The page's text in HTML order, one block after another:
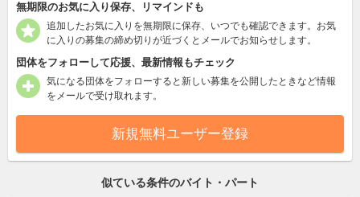
無期限のお気に入り保存、リマインドも
追加したお気に入りを無期限に保存、いつでも確認できます。お気
に入りの募集の締め切りが近づくとメールでお知らせします。
団体をフォローして応援、最新情報もチェック
気になる団体をフォローすると新しい募集を公開したときなど情報
をメールで受け取れます。
新規無料ユーザー登録
似ている条件のバイト・パート